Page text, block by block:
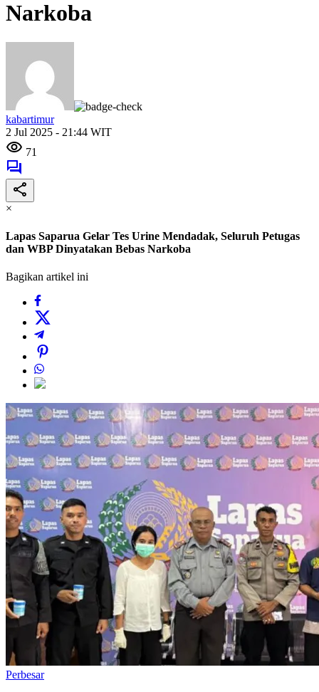
Narkoba
kabartimur
2 Jul 2025 - 21:44 WIT
71
×
Lapas Saparua Gelar Tes Urine Mendadak, Seluruh Petugas
dan WBP Dinyatakan Bebas Narkoba
Bagikan artikel ini
Perbesar